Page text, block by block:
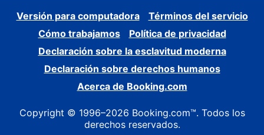
Versión para computadora
Términos del servicio
Cómo trabajamos
Política de privacidad
Declaración sobre la esclavitud moderna
Declaración sobre derechos humanos
Acerca de Booking.com
Copyright © 1996–2026 Booking.com™. Todos los
derechos reservados.